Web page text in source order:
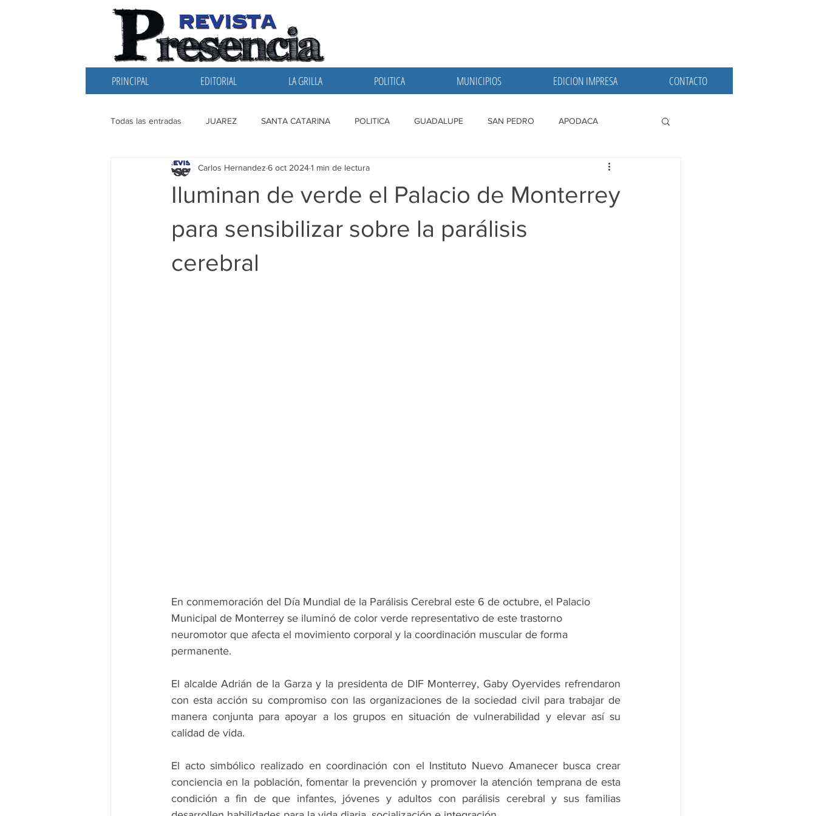
PRINCIPAL EDITORIAL LA GRILLA POLITICA MUNICIPIOS EDICION IMPRESA CONTACTO
Todas las entradas JUAREZ SANTA CATARINA POLITICA GUADALUPE SAN PEDRO APODACA
EDITORIAL SANTIAGO LA GRILLA SAN NICOLAS
Iluminan de verde el Palacio de Monterrey
para sensibilizar sobre la parálisis
cerebral
Carlos Hernandez 6 oct 20241 min de lectura
En conmemoración del Día Mundial de la Parálisis Cerebral este 6 de octubre, el Palacio
Municipal de Monterrey se iluminó de color verde representativo de este trastorno
neuromotor que afecta el movimiento corporal y la coordinación muscular de forma
permanente.
El alcalde Adrián de la Garza y la presidenta de DIF Monterrey, Gaby Oyervides refrendaron
con esta acción su compromiso con las organizaciones de la sociedad civil para trabajar de
manera conjunta para apoyar a los grupos en situación de vulnerabilidad y elevar así su
calidad de vida.
El acto simbólico realizado en coordinación con el Instituto Nuevo Amanecer busca crear
conciencia en la población, fomentar la prevención y promover la atención temprana de esta
condición a fin de que infantes, jóvenes y adultos con parálisis cerebral y sus familias